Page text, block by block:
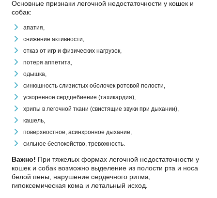
Основные признаки легочной недостаточности у кошек и
собак:
апатия,
снижение активности,
отказ от игр и физических нагрузок,
потеря аппетита,
одышка,
синюшность слизистых оболочек ротовой полости,
ускоренное сердцебиение (тахикардия),
хрипы в легочной ткани (свистящие звуки при дыхании),
кашель,
поверхностное, асинхронное дыхание,
сильное беспокойство, тревожность.
Важно! При тяжелых формах легочной недостаточности у
кошек и собак возможно выделение из полости рта и носа
белой пены, нарушение сердечного ритма,
гипоксемическая кома и летальный исход.